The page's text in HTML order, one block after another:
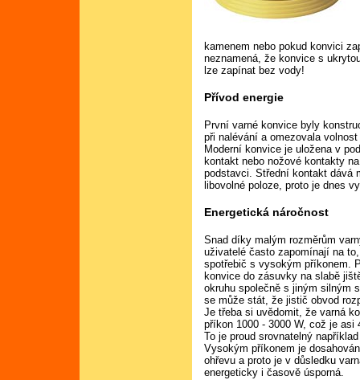
kamenem nebo pokud konvici
neznamená, že konvice s
lze zapínat bez vody!
Přívod energie
První varné konvice byly
při nalévání a omezovala
Moderní konvice je uložena v
kontakt nebo nožové kontakty
podstavci. Střední kontakt dává
libovolné poloze, proto je dnes
Energetická náročnost
Snad díky malým rozměrům
uživatelé často zapomínají na
spotřebič s vysokým příkonem.
konvice do zásuvky na slabě
okruhu společně s jiným silným
se může stát, že jistič obvod
Je třeba si uvědomit, že varná
příkon 1000 - 3000 W, což je asi
To je proud srovnatelný
Vysokým příkonem je
ohřevu a proto je v důsledku
energeticky i časově úsporná.